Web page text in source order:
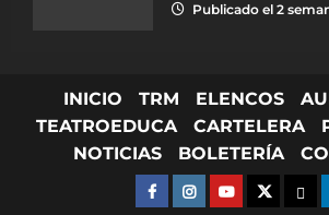
Publicado el 2
INICIO TRM ELENCOS
TEATROEDUCA
CARTELERA
NOTICIAS
BOLETERÍA
FACEBOOK
INSTAGRAM
YOUTUBE
X